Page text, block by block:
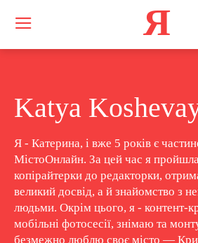
Я
Katya
Я - Катерина, і вже 5 років є
МістоОнлайн. За цей час я
копірайтерки до редакторки,
великий досвід, а й знайомство з
людьми. Окрім цього, я - контент-
мобільні фотосесії, знімаю та
безмежно люблю своє місто —